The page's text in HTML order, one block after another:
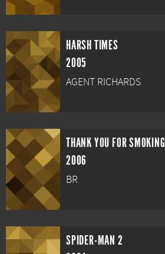
HARSH TIMES
2005
AGENT RICHARDS
THANK YOU FOR SMOKING
2006
BR
SPIDER-MAN 2